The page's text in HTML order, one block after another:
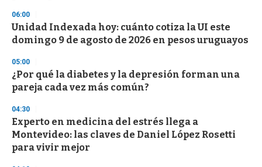
d
s
06:00
Unidad Indexada hoy: cuánto cotiza la UI este
domingo 9 de agosto de 2026 en pesos uruguayos
05:00
¿Por qué la diabetes y la depresión forman una
pareja cada vez más común?
04:30
Experto en medicina del estrés llega a
Montevideo: las claves de Daniel López Rosetti
para vivir mejor